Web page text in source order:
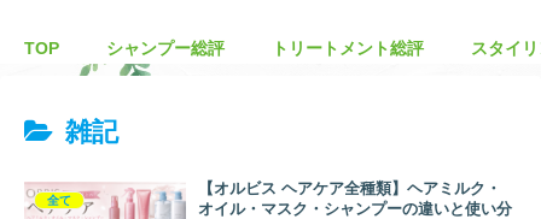
TOP シャンプー総評 トリートメント総評 スタイ
雑記
全て
【オルビス ヘアケア全種類】ヘアミルク・
オイル・マスク・シャンプーの違いと使い分